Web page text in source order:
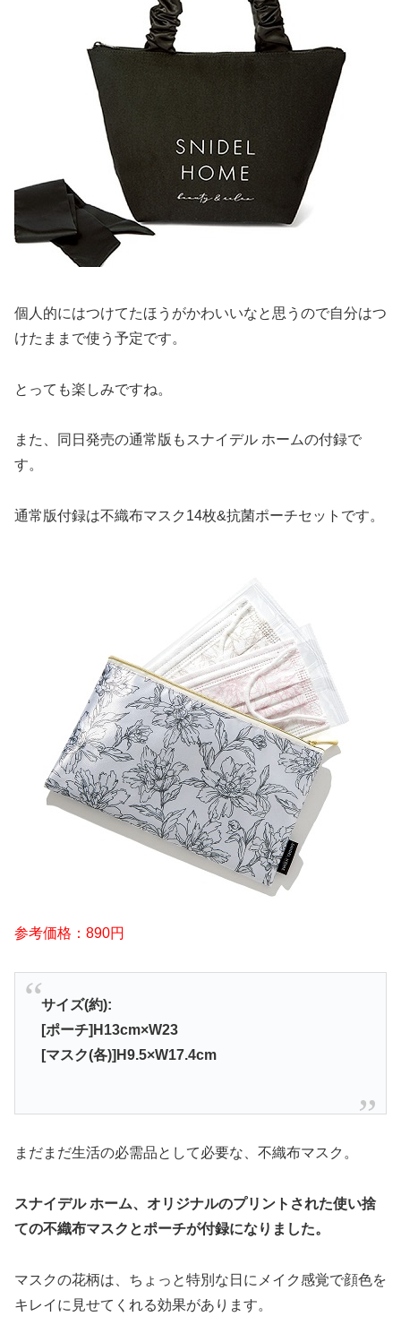
個人的にはつけてたほうがかわいいなと思うので自分はつ
けたままで使う予定です。
とっても楽しみですね。
また、同日発売の通常版もスナイデル ホームの付録で
す。
通常版付録は不織布マスク14枚&抗菌ポーチセットです。
参考価格：890円
サイズ(約):
[ポーチ]H13cm×W23
[マスク(各)]H9.5×W17.4cm
まだまだ生活の必需品として必要な、不織布マスク。
スナイデル ホーム、オリジナルのプリントされた使い捨
ての不織布マスクとポーチが付録になりました。
マスクの花柄は、ちょっと特別な日にメイク感覚で顔色を
キレイに見せてくれる効果があります。